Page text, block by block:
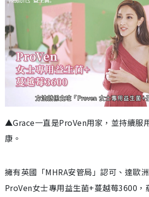
▲Grace一直是ProVen用家，並持續服
康。
擁有英國「MHRA安管局」認可、達歐
ProVen女士專用益生菌+蔓越莓3600，